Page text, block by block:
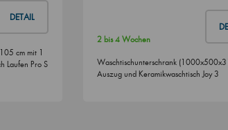
DETAIL
cm mit 1
Laufen Pro S
2 bis 4 Wochen
Waschtischunterschrank
Auszug und Keramikwaschtisch Joy 3